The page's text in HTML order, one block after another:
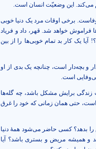
می‌کند. این وضعیّت انسان است.
برخی اوقات مرد یک دنیا خوبی
فراموش خواهد شد. قهر، داد و فریاد
یک کار بد تمام خوبی‌ها را از بین
و بچه‌دار است، چنانچه یک بدی از او
است.
برایش مشکل باشد، چه گله‌ها
است، حتی همان زمانی که خود را غرق
را بدهد؟ کسی حاضر می‌شود همۀ دنیا
و همیشه مریض و بستری باشد؟ آیا